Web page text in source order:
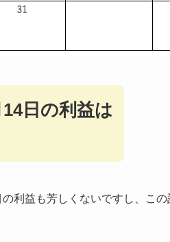
日の利益は
利益も芳しくないですし、こ